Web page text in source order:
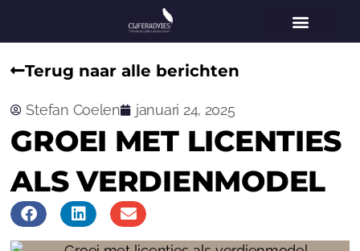
Terug naar alle berichten
Stefan Coelen januari 24, 2025
GROEI MET LICENTIES
ALS VERDIENMODEL